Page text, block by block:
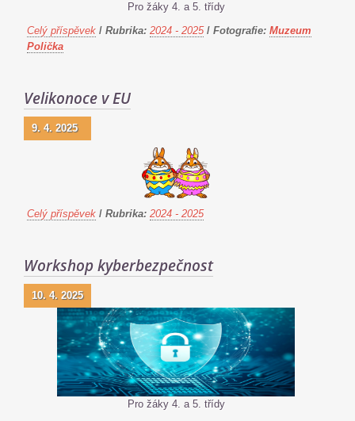
Pro žáky 4. a 5. třídy
Celý příspěvek / Rubrika: 2024 - 2025 / Fotografie: Muzeum
Polička
Velikonoce v EU
9. 4. 2025
Celý příspěvek / Rubrika: 2024 - 2025
Workshop kyberbezpečnost
10. 4. 2025
Pro žáky 4. a 5. třídy